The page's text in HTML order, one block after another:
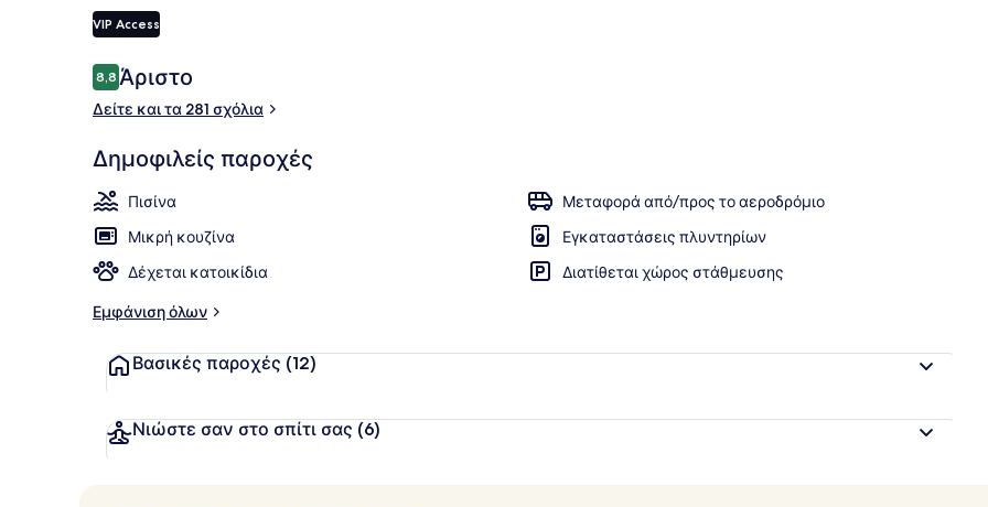
VIP Access
Σχόλια
8,88,8 στα 10
Άριστο
Δείτε και τα 281 σχόλια
Δημοφιλείς παροχές
Πισίνα
Μεταφορά από/προς το αεροδρόμιο
Μικρή κουζίνα
Εγκαταστάσεις πλυντηρίων
Δέχεται κατοικίδια
Διατίθεται χώρος στάθμευσης
Εμφάνιση όλων
Βασικές παροχές (12)
Νιώστε σαν στο σπίτι σας (6)